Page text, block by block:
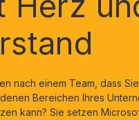
nach einem Team, dass
Bereichen Ihres
kann? Sie setzen